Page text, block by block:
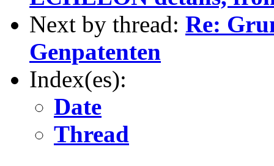
Next by thread: Re:
Genpatenten
Index(es):
Date
Thread